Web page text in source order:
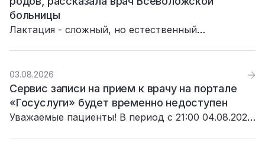
больницы
Лактация - сложный, но естественный
помогает маме восстановиться после родов.
03.08.2026
Сервис записи на прием к врачу на портале
«Госуслуги» будет временно недоступен
Уважаемые пациенты! В период с 21:00 04.08.2026